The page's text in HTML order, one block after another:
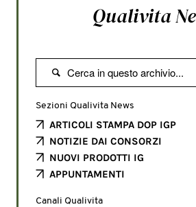
Qualivita

Sezioni Qualivita News
ARTICOLI STAMPA DOP IGP
NOTIZIE DAI CONSORZI
NUOVI PRODOTTI IG
APPUNTAMENTI
Canali Qualivita